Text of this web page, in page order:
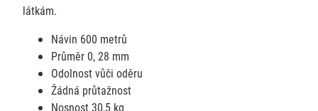
látkám.
Návin 600 metrů
Průměr 0, 28 mm
Odolnost vůči oděru
Žádná průtažnost
Nosnost 30,5 kg